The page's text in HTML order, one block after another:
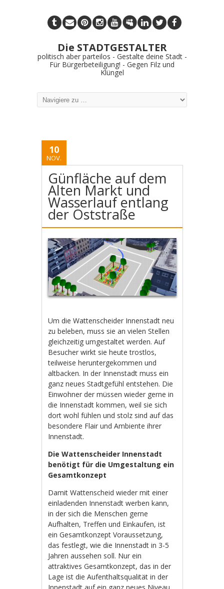
Die STADTGESTALTER
politisch aber parteilos - Gestalte deine Stadt -
Für Bürgerbeteiligung! - Gegen Filz und
Klüngel
10
NOV.
Günfläche auf dem
Alten Markt und
Wasserlauf entlang
der Oststraße
Um die Wattenscheider Innenstadt neu
zu beleben, muss sie an vielen Stellen
gleichzeitig umgestaltet werden. Auf
Besucher wirkt sie heute trostlos,
teilweise heruntergekommen und
altbacken. In der Innenstadt muss ein
ganz neues Stadtgefühl entstehen. Die
Einwohner der müssen wieder gerne in
die Innenstadt kommen, weil sie sich
dort wohl fühlen und stolz sind auf das
besondere Flair und Ambiente ihrer
Innenstadt.
Die Wattenscheider Innenstadt
benötigt für die Umgestaltung ein
Gesamtkonzept
Damit Wattenscheid wieder mit einer
einladenden Innenstadt werben kann,
in der sich die Menschen gerne
Aufhalten, Treffen und Einkaufen, ist
ein Gesamtkonzept Voraussetzung,
das festlegt, wie die Innenstadt in 3-5
Jahren aussehen soll. Nur ein
attraktives Gesamtkonzept, das in der
Lage ist die Aufenthaltsqualität in der
Innenstadt auf ein ganz neues Niveau